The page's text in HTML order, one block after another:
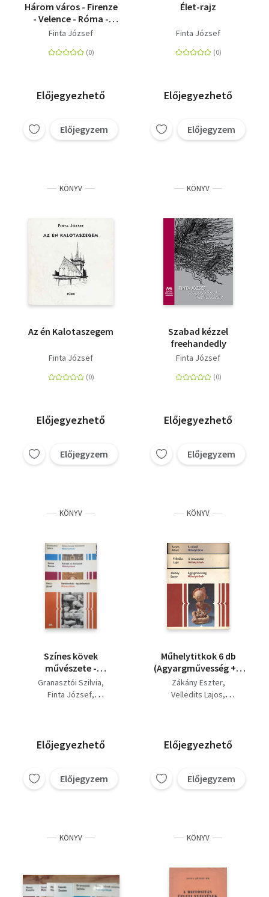
Három város - Firenze
- Velence - Róma -
Velence - Firenze -
Finta József
Előjegyezhető
Előjegyzem
Élet-rajz
Finta József
Előjegyezhető
Előjegyzem
KÖNYV
Az én Kalotaszegem
Finta József
Előjegyezhető
Előjegyzem
KÖNYV
Szabad kézzel
freehandedly
Finta József
Előjegyezhető
Előjegyzem
KÖNYV
Színes kövek
művészete -
Építőkockák-
épületkockák - Kelmék
Granasztói Szilvia
Finta József
Előjegyezhető
Előjegyzem
KÖNYV
Műhelytitkok 6 db
(Agyargművesség + A
restaurálás + A rajzról
+ Építőkockák -
művészete)
Zákány Eszter
Velledits Lajos
Granasztói Szilvia
Előjegyezhető
Előjegyzem
KÖNYV KÖNYV